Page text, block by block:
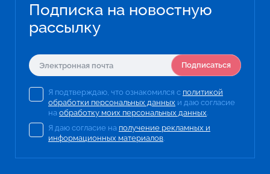
Подписка на новостную
рассылку
Подписаться
Я подтверждаю, что ознакомился с политикой
обработки персональных данных и даю согласие
на обработку моих персональных данных.
Я даю согласие на получение рекламных и
информационных материалов.